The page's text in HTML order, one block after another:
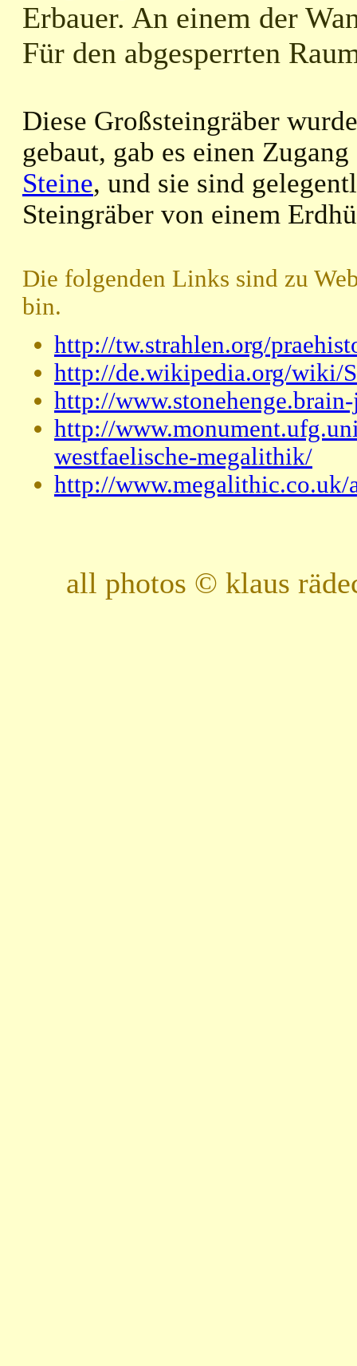
Erbauer. An einem der
Für den abgesperrten
Diese Großsteingräber
gebaut, gab es einen
Steine, und sie sind
Steingräber von einem
Die folgenden Links sind zu
bin.
http://tw.strahlen.org/
http://de.wikipedia.org/wiki/
http://
http://
westfaelische-megalithik/
http://www.megalithic.co.uk/
all photos © klaus